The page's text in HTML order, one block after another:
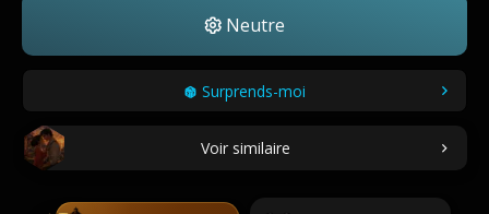
Neutre
Surprends-moi
Voir similaire